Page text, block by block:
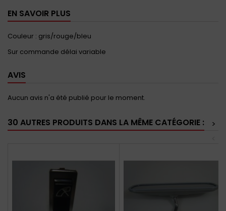
EN SAVOIR PLUS
Couleur : gris/rouge/bleu
Sur commande délai variable
AVIS
Aucun avis n'a été publié pour le moment.
30 AUTRES PRODUITS DANS LA MÊME CATÉGORIE :
>